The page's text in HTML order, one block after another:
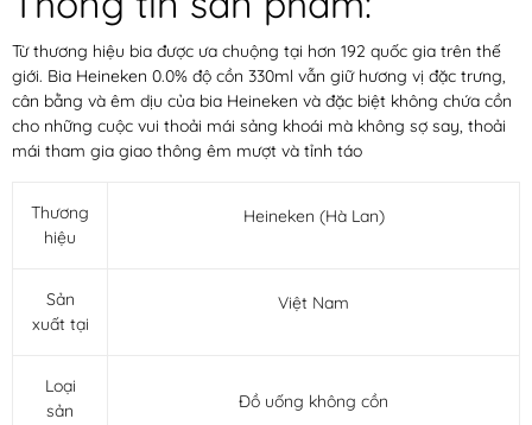
Từ thương hiệu bia được ưa chuộng tại hơn 192 quốc gia trên thế
giới. Bia Heineken 0.0% độ cồn 330ml vẫn giữ hương vị đặc trưng,
cân bằng và êm dịu của bia Heineken và đặc biệt không chứa cồn
cho những cuộc vui thoải mái sảng khoái mà không sợ say, thoải
mái tham gia giao thông êm mượt và tỉnh táo
Thương
hiệu
Heineken (Hà Lan)
Sản
xuất tại
Việt Nam
Loại
sản
Đồ uống không cồn